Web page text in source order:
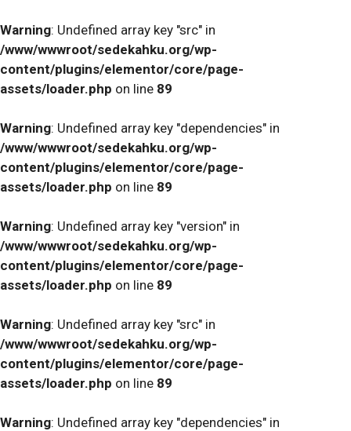
Warning: Undefined array key "src" in
/www/wwwroot/sedekahku.org/wp-
content/plugins/elementor/core/page-
assets/loader.php on line 89
Warning: Undefined array key "dependencies" in
/www/wwwroot/sedekahku.org/wp-
content/plugins/elementor/core/page-
assets/loader.php on line 89
Warning: Undefined array key "version" in
/www/wwwroot/sedekahku.org/wp-
content/plugins/elementor/core/page-
assets/loader.php on line 89
Warning: Undefined array key "src" in
/www/wwwroot/sedekahku.org/wp-
content/plugins/elementor/core/page-
assets/loader.php on line 89
Warning: Undefined array key "dependencies" in